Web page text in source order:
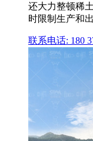
还大力整顿稀
时限制生产和出
联系电话: 180